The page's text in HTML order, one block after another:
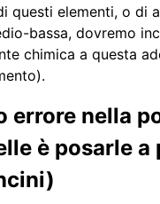
questi elementi, o di
bassa, dovremo
chimica a questa
errore nella
è posarle a